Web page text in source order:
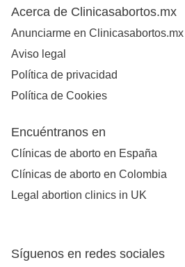
Acerca de Clinicasabortos.mx
Anunciarme en Clinicasabortos.mx
Aviso legal
Política de privacidad
Política de Cookies
Encuéntranos en
Clínicas de aborto en España
Clínicas de aborto en Colombia
Legal abortion clinics in UK
Síguenos en redes sociales